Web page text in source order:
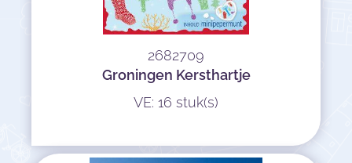
2682709
Groningen Kersthartje
VE: 16 stuk(s)